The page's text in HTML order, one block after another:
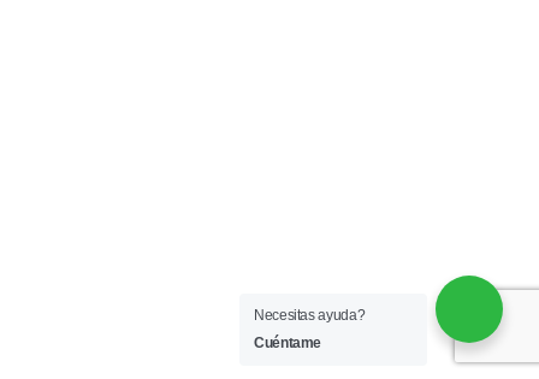
Necesitas ayuda?
Cuéntame